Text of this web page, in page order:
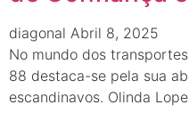
diagonal Abril 8, 2025
No mundo dos
88 destaca-se pela sua
escandinavos. Olinda